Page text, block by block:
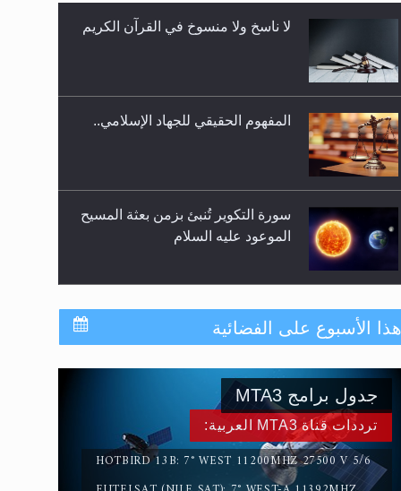
فتوى أمير المؤمنين الميرزا مسرور
المفهوم الحقيقي للجهاد الإسلامي..
سورة التكوير تُنبئ بزمن بعثة المسيح
حقيقة المسيح الدجال
القرآن قاضٍ وحكمٌ على السنة
ومهيمنٌ عليها.. ليس العكس
لا ناسخ ولا منسوخ في القرآن الكريم
هذا الأسبوع على الفضائية
ترددات قناة MTA3 العربية:
HOTBIRD 13B: 7° WEST 11200MHZ 27500 V 5/6
جدول برامج MTA3